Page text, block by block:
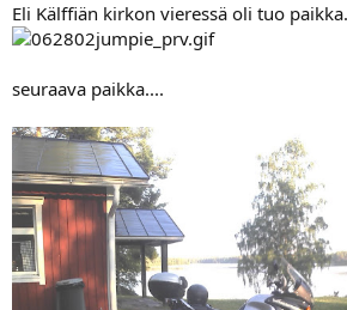
Eli Kälffiän kirkon vieressä oli tuo paikka.
seuraava paikka....